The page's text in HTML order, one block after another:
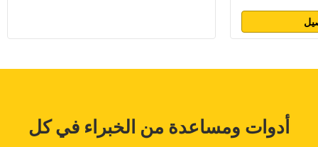
أدوات ومساعدة من الخبراء في كل